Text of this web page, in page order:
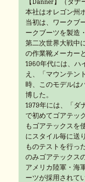
【Danner】（ダナ
本社はオレゴン州
当初は、ワークブ
ークブーツを製造
第二次世界大戦中
の作業靴メーカー
1960年代には、ハ
え、「マウンテン
時、このモデルは
博した。
1979年には、「ダ
で初めてゴアテッ
もゴアテックスを
にスタイル毎に送
ものテストを行っ
のみゴアテックス
アメリカ陸軍・海
ーツが採用されて